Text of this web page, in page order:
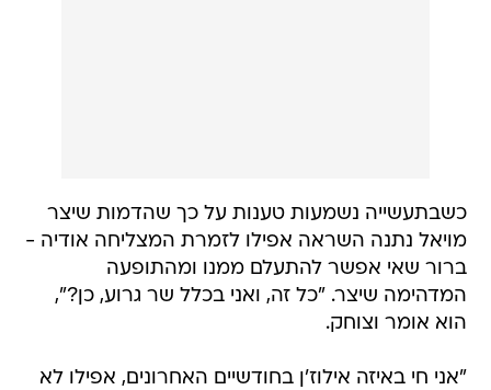
כשבתעשייה נשמעות טענות על כך שהדמות שיצר
מויאל נתנה השראה אפילו לזמרת המצליחה אודיה -
ברור שאי אפשר להתעלם ממנו ומהתופעה
המדהימה שיצר. "כל זה, ואני בכלל שר גרוע, כן?",
הוא אומר וצוחק.
"אני חי באיזה אילוז'ן בחודשיים האחרונים, אפילו לא